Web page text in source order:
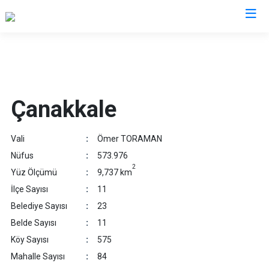
Çanakkale
Vali :
Ömer TORAMAN
Nüfus
:
573.976
Yüz Ölçümü
: 9,737 km
2
İlçe Sayısı :
11
Belediye Sayısı
:
23
Belde Sayısı
:
11
Köy Sayısı
:
575
Mahalle Sayısı
: 84